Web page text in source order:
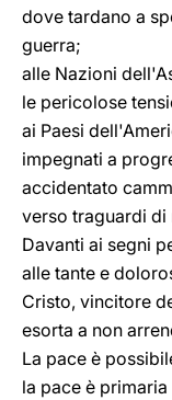
dove tardano a
guerra;
alle Nazioni
le pericolose
ai Paesi
impegnati a
accidentato
verso traguardi
Davanti ai segni
alle tante e
Cristo, vincitore
esorta a non
La pace è
la pace è